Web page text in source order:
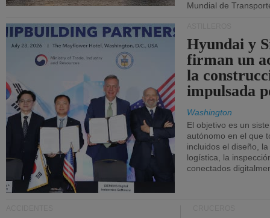
Mundial de
Hyundai y
firman un
la
impulsada
Washington
El objetivo es un
autónomo en el que
incluidos el diseño,
logística, la
conectados